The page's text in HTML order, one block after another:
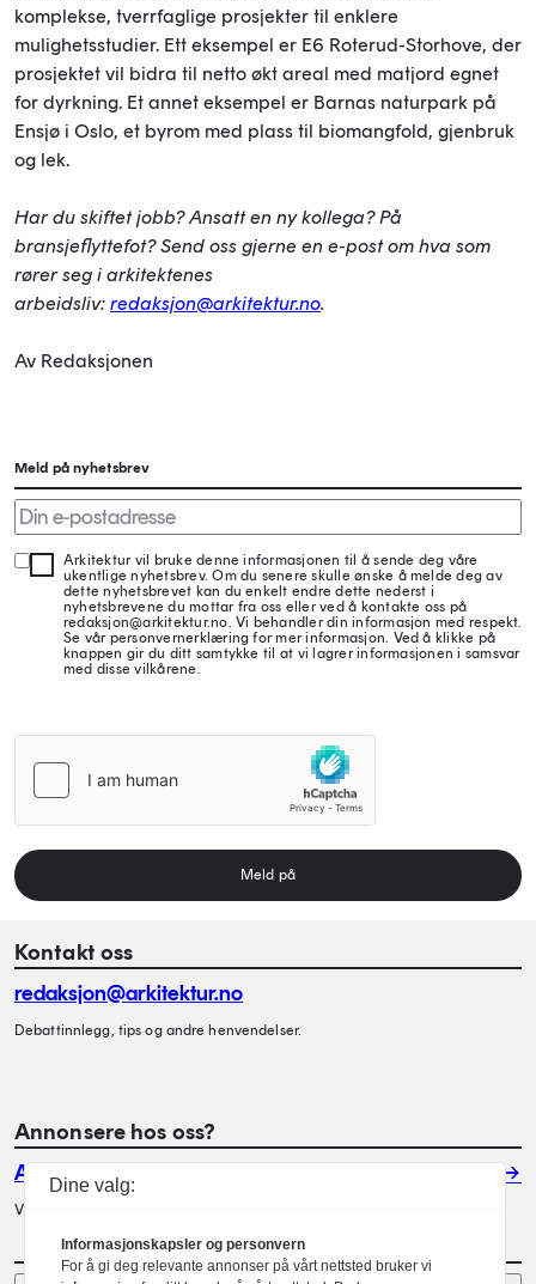
komplekse, tverrfaglige prosjekter til enklere
mulighetsstudier. Ett eksempel er E6 Roterud-Storhove, der
prosjektet vil bidra til netto økt areal med matjord egnet
for dyrkning. Et annet eksempel er Barnas naturpark på
Ensjø i Oslo, et byrom med plass til biomangfold, gjenbruk
og lek.
Har du skiftet jobb? Ansatt en ny kollega? På
bransjeflyttefot? Send oss gjerne en e-post om hva som
rører seg i arkitektenes
arbeidsliv: redaksjon@arkitektur.no.
Av Redaksjonen
Meld på nyhetsbrev
Arkitektur vil bruke denne informasjonen til å sende deg våre
ukentlige nyhetsbrev. Om du senere skulle ønske å melde deg av
dette nyhetsbrevet kan du enkelt endre dette nederst i
nyhetsbrevene du mottar fra oss eller ved å kontakte oss på
redaksjon@arkitektur.no. Vi behandler din informasjon med respekt.
Se vår personvernerklæring for mer informasjon. Ved å klikke på
knappen gir du ditt samtykke til at vi lagrer informasjonen i samsvar
med disse vilkårene.
Meld på
Kontakt oss
redaksjon@arkitektur.no
Debattinnlegg, tips og andre henvendelser.
Annonsere hos oss?
Annonser
Vil du annonsere i Arkitektur? Les mer her.
Dine valg:
Informasjonskapsler og personvern
For å gi deg relevante annonser på vårt nettsted bruker vi